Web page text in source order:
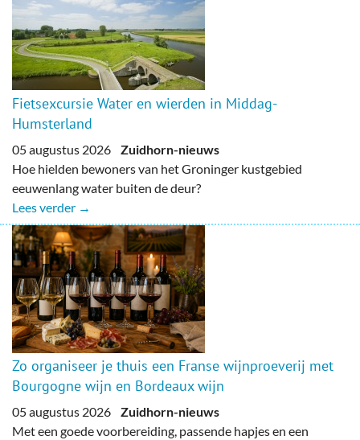
Fietsexcursie Water en wierden in Middag-
Humsterland
05 augustus 2026 Zuidhorn-nieuws
Hoe hielden bewoners van het Groninger kustgebied
eeuwenlang water buiten de deur?
Lees verder →
Zo organiseer je thuis een Franse wijnproeverij met
Bourgogne wijn en Bordeaux wijn
05 augustus 2026 Zuidhorn-nieuws
Met een goede voorbereiding, passende hapjes en een